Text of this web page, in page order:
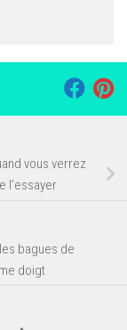
vous verrez
l’essayer
bagues de
doigt